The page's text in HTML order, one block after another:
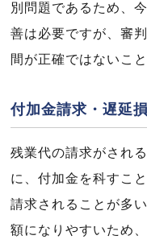
別問題であるため、
善は必要ですが、審
間が正確ではないこ
付加金請求・遅延
残業代の請求がされ
に、付加金を科すこ
請求されることが多
額になりやすいため